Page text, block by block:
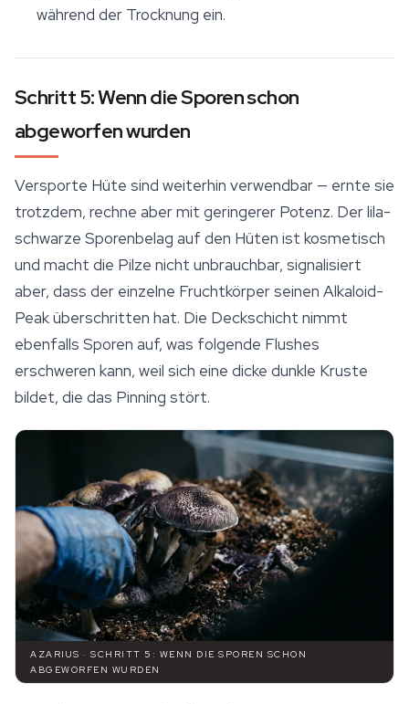
während der Trocknung ein.
Schritt 5: Wenn die Sporen schon
abgeworfen wurden
Versporte Hüte sind weiterhin verwendbar — ernte sie
trotzdem, rechne aber mit geringerer Potenz. Der lila-
schwarze Sporenbelag auf den Hüten ist kosmetisch
und macht die Pilze nicht unbrauchbar, signalisiert
aber, dass der einzelne Fruchtkörper seinen Alkaloid-
Peak überschritten hat. Die Deckschicht nimmt
ebenfalls Sporen auf, was folgende Flushes
erschweren kann, weil sich eine dicke dunkle Kruste
bildet, die das Pinning stört.
AZARIUS · SCHRITT 5: WENN DIE SPOREN SCHON
ABGEWORFEN WURDEN